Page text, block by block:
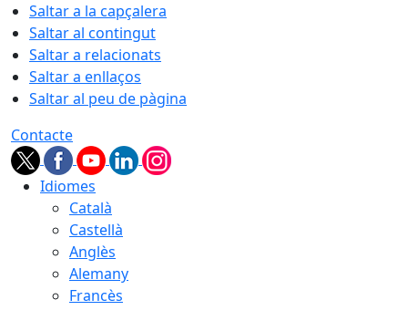
Saltar a la capçalera
Saltar al contingut
Saltar a relacionats
Saltar a enllaços
Saltar al peu de pàgina
Contacte
Idiomes
Català
Castellà
Anglès
Alemany
Francès